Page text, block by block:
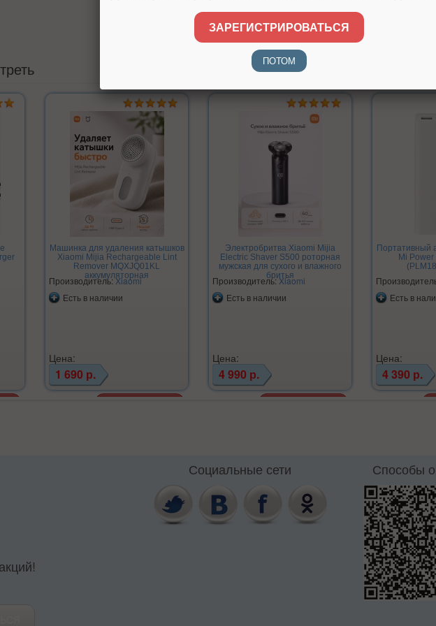
Размеры: 138×69×27 мм
Машинка для удаления катышков
Xiaomi Mijia Rechargeable Lint
Remover MQXJQ01KL
аккумуляторная
Производитель:Xiaomi
Есть в наличии
Цена:
1 690 р.
Электробритва Xiaomi Mijia
Electric Shaver S500 роторная
мужская для сухого и влажного
бритья
Производитель:Xiaomi
Есть в наличии
Цена:
4 990 р.
Портативный
Mi
Есть в
Цена:
4 390 р.
Социальные сети Способы
ЗАРЕГИСТРИРОВАТЬСЯ
ПОТОМ